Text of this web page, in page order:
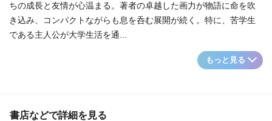
ちの成長と友情が心温まる。著者の卓越した画力が物語に命を吹
き込み、コンパクトながらも息を呑む展開が続く。特に、苦学生
である主人公が大学生活を通...
もっと見る
書店などで詳細を見る